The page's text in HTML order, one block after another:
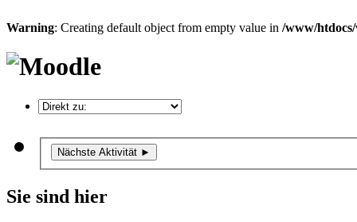
Warning: Creating default object from empty value in /www/
Nächste Aktivität ►
Sie sind hier